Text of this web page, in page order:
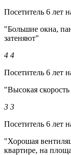
Посетитель 6 лет
"Большие окна,
затеняют"
4 4
Посетитель 6 лет
"Высокая
3 3
Посетитель 6 лет
"Хорошая
квартире, на